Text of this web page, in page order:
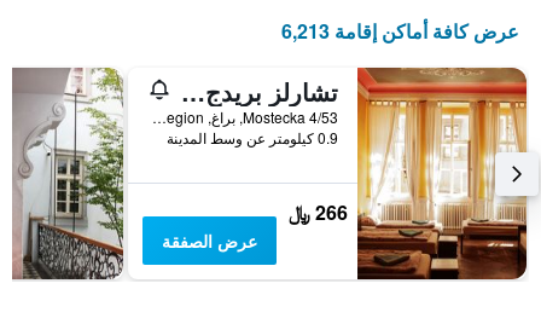
عرض كافة أماكن إقامة 6,213
تشارلز بريدج هوستيل آند أبارتمنتس
Mostecka 4/53, براغ, Prague Region, جمهورية التشيك
0.9 كيلومتر عن وسط المدينة
266 ﷼
عرض الصفقة